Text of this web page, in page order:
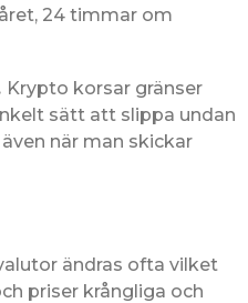
24 timmar om
Krypto korsar gränser
sätt att slippa undan
när man skickar
ändras ofta vilket
priser krångliga och